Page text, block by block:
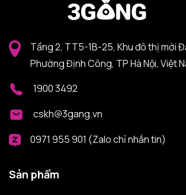
Tầng 2, TT5-1B-25, Khu đô thị mới
Phường Định Công, TP Hà Nội, Việt
1900 3492
cskh@3gang.vn
0971 955 901 (Zalo chỉ nhắn tin)
Sản phẩm